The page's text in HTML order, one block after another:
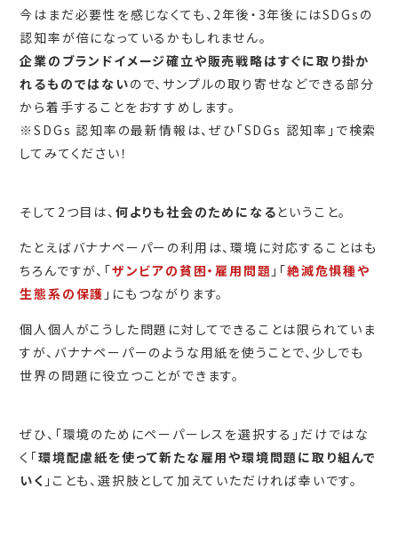
今はまだ必要性を感じなくても、2年後・3年後にはSDGsの
認知率が倍になっているかもしれません。
企業のブランドイメージ確立や販売戦略はすぐに取り掛か
れるものではないので、サンプルの取り寄せなどできる部分
から着手することをおすすめします。
※SDGs 認知率の最新情報は、ぜひ「SDGs 認知率」で検索
してみてください！
そして2つ目は、 何よりも社会のためになるということ。
たとえばバナナペーパーの利用は、環境に対応することはも
ちろんですが、「ザンビアの貧困・雇用問題 」「絶滅危惧種や
生態系の保護 」にもつながります。
個人個人がこうした問題に対してできることは限られていま
すが、バナナペーパーのような用紙を使うことで、少しでも
世界の問題に役立つことができます。
ぜひ、「環境のためにペーパーレスを選択する」だけではな
く「環境配慮紙を使って新たな雇用や環境問題に取り組んで
いく 」ことも、選択肢として加えていただければ幸いです。